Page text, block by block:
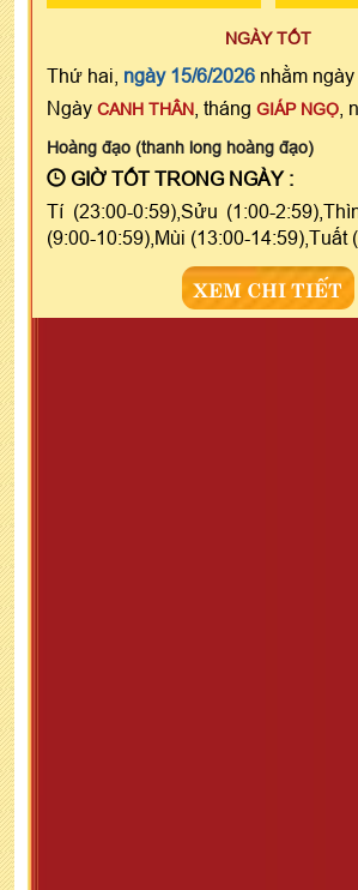
NGÀY TỐT
Thứ hai, ngày 15/6/2026 nhằm ngày
Ngày CANH THÂN , tháng GIÁP NGỌ ,
Hoàng đạo (thanh long hoàng đạo)
GIỜ TỐT TRONG NGÀY :
Tí (23:00-0:59),Sửu (1:00-
(9:00-10:59),Mùi (13:00-14:59),Tuất
XEM CHI TIẾT